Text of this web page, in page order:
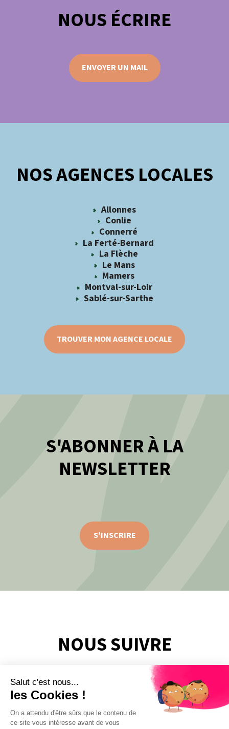
NOS AGENCES LOCALES
Allonnes
Conlie
Connerré
La Ferté-Bernard
La Flèche
Le Mans
Mamers
Montval-sur-Loir
Sablé-sur-Sarthe
TROUVER MON AGENCE LOCALE
NOUS ÉCRIRE
ENVOYER UN MAIL
S'ABONNER À LA
NEWSLETTER
S'INSCRIRE
NOUS SUIVRE
Salut c'est nous...
les Cookies !
On a attendu d'être sûrs que le contenu de
ce site vous intéresse avant de vous